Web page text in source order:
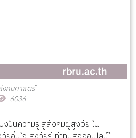
คมศาสตร์
6036
งปันความรู้ สู่สังคมผู้สูงวัย ใน